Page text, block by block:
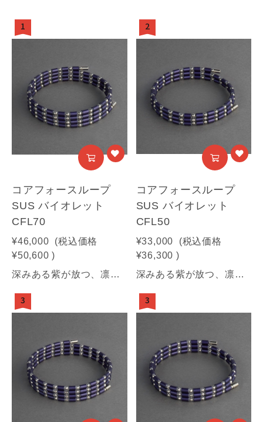
1
コアフォースループ
SUS バイオレット
CFL70
¥46,000
(税込価格
¥50,600 )
深みある紫が放つ、凛とした気品と力強さ。纏うほどに、揺るがぬ自分へ。【商品情報】■サイズ：70㎝■素材：SUS316(装飾部材)・フェライト磁石・サマコバ磁石・SUS316(キャップ部分)・SUS304(ワイヤー部分)《利用可能な決済方法》クレジットカード（Visa / Mastercard / JCB / American Express / Diners Club）／Amazon Pay／PayPay／キャリア決済／代金引換※合計30万円（税込）を超える商品は代金引換はご利用いただけません。予めご了承ください
2
コアフォースループ
SUS バイオレット
CFL50
¥33,000
(税込価格
¥36,300 )
深みある紫が放つ、凛とした気品と力強さ。纏うほどに、揺るがぬ自分へ。【商品情報】■サイズ：50㎝■素材：SUS316(装飾部材)・フェライト磁石・サマコバ磁石・SUS316(キャップ部分)・SUS304(ワイヤー部分)《利用可能な決済方法》クレジットカード（Visa / Mastercard / JCB / American Express / Diners Club）／Amazon Pay／PayPay／キャリア決済／代金引換※合計30万円（税込）を超える商品は代金引換はご利用いただけません。予めご了承ください
3 3